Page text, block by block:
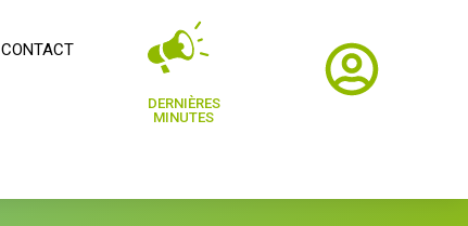
CONTACT
DERNIÈRES
MINUTES